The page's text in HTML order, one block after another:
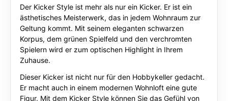
Der Kicker Style ist mehr als nur ein Kicker. Er ist ein
ästhetisches Meisterwerk, das in jedem Wohnraum zur
Geltung kommt. Mit seinem eleganten schwarzen
Korpus, dem grünen Spielfeld und den verchromten
Spielern wird er zum optischen Highlight in Ihrem
Zuhause.
Dieser Kicker ist nicht nur für den Hobbykeller gedacht.
Er macht auch in einem modernen Wohnloft eine gute
Figur. Mit dem Kicker Style können Sie das Gefühl von